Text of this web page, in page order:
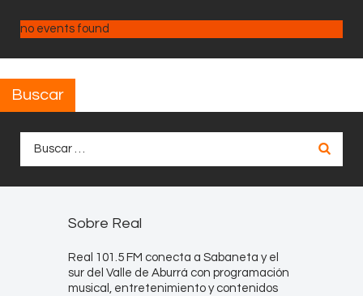
no events found
Buscar
Sobre Real
Real 101.5 FM conecta a Sabaneta y el
sur del Valle de Aburrá con programación
musical, entretenimiento y contenidos